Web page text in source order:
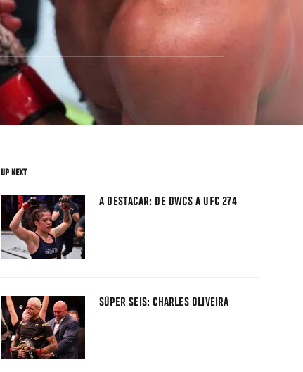
UP NEXT
A DESTACAR: DE DWCS A UFC 274
SÚPER SEIS: CHARLES OLIVEIRA